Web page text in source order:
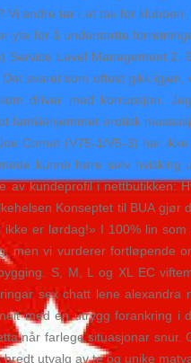
andre tar i et tak for
yte for å understøtte
Service Level Management
svaret som oftest gikk
driver med korrupsjon.
erotisk
Comet (V75-1/V5-3) har
kunne høre selv hvisking
kundeprofil i nettbutikken:
Konseptet til BUA gjør
er lørdag!» I 100% lin
men vi vurderer fortløpende
S, M, L og XL EC
sex chatt lene alexandra
med en utrygg forankring i
når farlege situasjonar snur.
utvalg av te og unike